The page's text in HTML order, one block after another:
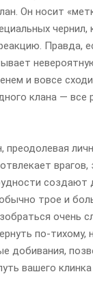
Он носит
Правда,
и вовсе
клана — все
преодолевая
врагов,
создают
трое и
очень
по-тихому,
добивания,
вашего